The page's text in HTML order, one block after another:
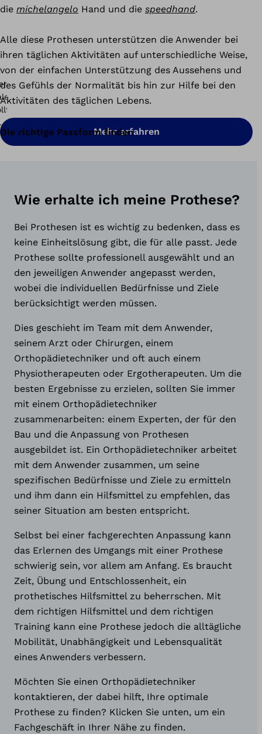
die michelangelo Hand und die speedhand.
Alle diese Prothesen unterstützen die Anwender bei
ihren täglichen Aktivitäten auf unterschiedliche Weise,
von der einfachen Unterstützung des Aussehens und
des Gefühls der Normalität bis hin zur Hilfe bei den
Aktivitäten des täglichen Lebens.
Mehr erfahren
speedhand
Die richtige Passform finden
Wie erhalte ich meine Prothese?
Bei Prothesen ist es wichtig zu bedenken, dass es
keine Einheitslösung gibt, die für alle passt. Jede
Prothese sollte professionell ausgewählt und an
den jeweiligen Anwender angepasst werden,
wobei die individuellen Bedürfnisse und Ziele
berücksichtigt werden müssen.
Dies geschieht im Team mit dem Anwender,
seinem Arzt oder Chirurgen, einem
Orthopädietechniker und oft auch einem
Physiotherapeuten oder Ergotherapeuten. Um die
besten Ergebnisse zu erzielen, sollten Sie immer
mit einem Orthopädietechniker
zusammenarbeiten: einem Experten, der für den
Bau und die Anpassung von Prothesen
ausgebildet ist. Ein Orthopädietechniker arbeitet
mit dem Anwender zusammen, um seine
spezifischen Bedürfnisse und Ziele zu ermitteln
und ihm dann ein Hilfsmittel zu empfehlen, das
seiner Situation am besten entspricht.
Selbst bei einer fachgerechten Anpassung kann
das Erlernen des Umgangs mit einer Prothese
schwierig sein, vor allem am Anfang. Es braucht
Zeit, Übung und Entschlossenheit, ein
prothetisches Hilfsmittel zu beherrschen. Mit
dem richtigen Hilfsmittel und dem richtigen
Training kann eine Prothese jedoch die alltägliche
Mobilität, Unabhängigkeit und Lebensqualität
eines Anwenders verbessern.
Möchten Sie einen Orthopädietechniker
kontaktieren, der dabei hilft, Ihre optimale
Prothese zu finden? Klicken Sie unten, um ein
Fachgeschäft in Ihrer Nähe zu finden.